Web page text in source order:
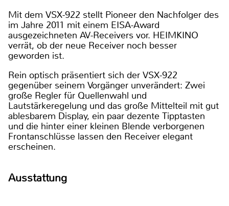
Mit dem VSX-922 stellt Pioneer den Nachfolger des
im Jahre 2011 mit einem EISA-Award
ausgezeichneten AV-Receivers vor. HEIMKINO
verrät, ob der neue Receiver noch besser
geworden ist.
Rein optisch präsentiert sich der VSX-922
gegenüber seinem Vorgänger unverändert: Zwei
große Regler für Quellenwahl und
Lautstärkeregelung und das große Mittelteil mit gut
ablesbarem Display, ein paar dezente Tipptasten
und die hinter einer kleinen Blende verborgenen
Frontanschlüsse lassen den Receiver elegant
erscheinen.
Ausstattung